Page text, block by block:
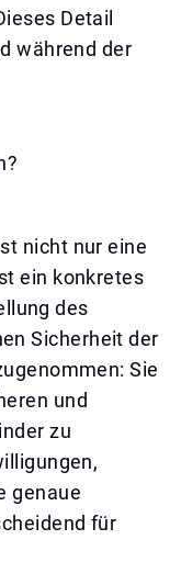
Detail
während der
nicht nur eine
ein konkretes
des
Sicherheit der
Sie
und
zu
genaue
für